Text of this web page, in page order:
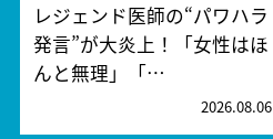
レジェンド医師の“パワハラ
発言”が大炎上！「女性はほ
んと無理」「…
2026.08.06